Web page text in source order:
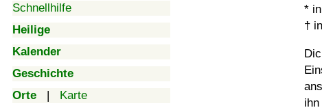
Schnellhilfe
Heilige
Kalender
Geschichte
Orte | Karte
*
† in